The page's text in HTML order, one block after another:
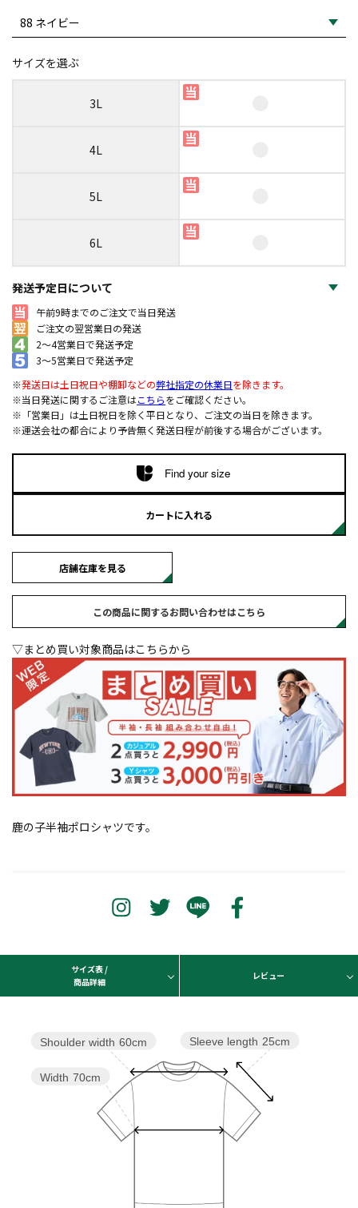
サイズを選ぶ
3L
4L
5L
6L
発送予定日について
午前9時までのご注文で当日発送
ご注文の翌営業日の発送
2～4営業日で発送予定
3～5営業日で発送予定
※発送日は土日祝日や棚卸などの弊社指定の休業日を除きます。
※当日発送に関するご注意はこちらをご確認ください。
※「営業日」は土日祝日を除く平日となり、ご注文の当日を除きます。
※運送会社の都合により予告無く発送日程が前後する場合がございます。
Find your size
カートに入れる
店舗在庫を見る
この商品に関するお問い合わせはこちら
▽まとめ買い対象商品はこちらから
鹿の子半袖ポロシャツです。
サイズ表 /
商品詳細
レビュー
Sleeve length 25cm
Width 70cm
Shoulder width 60cm